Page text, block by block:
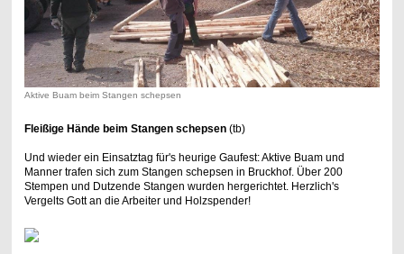
Aktive Buam beim Stangen schepsen
Fleißige Hände beim Stangen schepsen (tb)
Und wieder ein Einsatztag für's heurige Gaufest: Aktive Buam und
Manner trafen sich zum Stangen schepsen in Bruckhof. Über 200
Stempen und Dutzende Stangen wurden hergerichtet. Herzlich's
Vergelts Gott an die Arbeiter und Holzspender!